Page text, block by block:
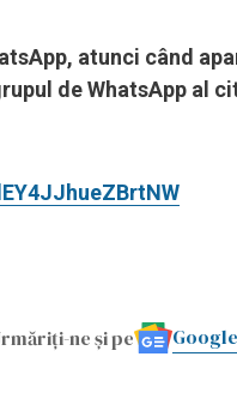
atunci când
de WhatsApp
ne și pe